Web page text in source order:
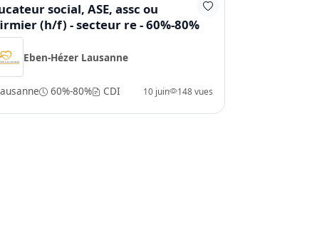
social, ASE, assc ou
(h/f) - secteur re - 60%-80%
Eben-Hézer Lausanne
60%-80% CDI 10 juin 148 vues